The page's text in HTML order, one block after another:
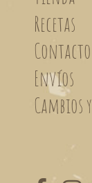
Recetas
Contacto
Envíos
Cambios